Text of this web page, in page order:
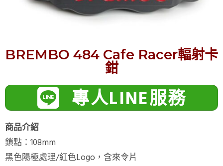
BREMBO 484 Cafe Racer輻射卡
鉗
專人LINE服務
商品介紹
鎖點：108mm
黑色陽極處理/紅色Logo，含來令片